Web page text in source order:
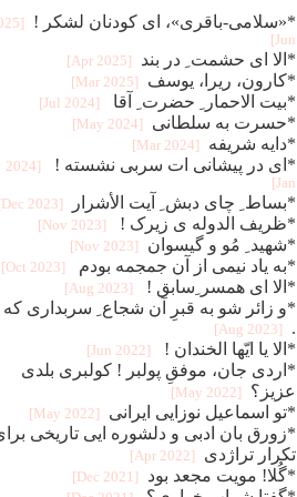
*«سلامی-باقری»، ای کودنان لشکر !
Jun]
*الا ای حشمت ِ در بند [2025 Apr]
*کارون، ریرا، یوسف [2025 Mar]
*بیت الاحمار ِ حضرت ِ آقا [2024 Jul]
*حسرت به سلطانی [2024 May]
*دایه شریفه [2024 Mar]
*ای در پیشانی ات سربی نشسته !
[2024
Jan]
*بساط ِ چای دبش ِ آیت الأشرار [2023 Dec]
*ظریف الدوله ی زیرک ! [2023 Nov]
*شهید ِ مُو و گیسوان [2023 Nov]
*به یاد نیمی از آن جمجمه بودم [2023 Oct]
*الا ای همسر ِسابق ! [2023 Aug]
*و زائر شو به قبرِ آن شجاع ِ سربداری که
.
[2023 Aug]
*الا یا ایّها الخندان ! [2022 Jun]
*اردی جان، موفقِ پولبر ! کولبری بلدی
عزیز؟
[2022 May]
*تو اسماعیل نوزایی ایرانی [2022 May]
*زورق بان ادبی و دلشوره ایی تاریخی
تکرار تراژدی
[2022 Apr]
*گُلا! مویت مجعد بود [2021 Dec]